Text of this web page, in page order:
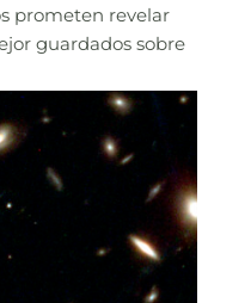
prometen revelar
guardados sobre